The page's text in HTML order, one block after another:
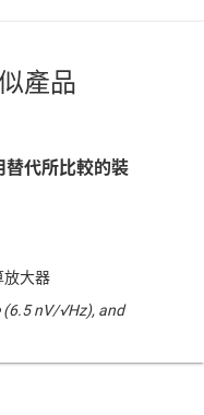
產品
替代所比較的裝
放大器
(6.5 nV/√Hz), and